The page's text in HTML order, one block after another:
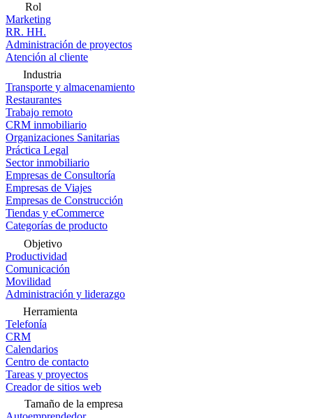
Rol
Marketing
RR. HH.
Administración de proyectos
Atención al cliente
Industria
Transporte y almacenamiento
Restaurantes
Trabajo remoto
CRM inmobiliario
Organizaciones Sanitarias
Práctica Legal
Sector inmobiliario
Empresas de Consultoría
Empresas de Viajes
Empresas de Construcción
Tiendas y eCommerce
Categorías de producto
Objetivo
Productividad
Comunicación
Movilidad
Administración y liderazgo
Herramienta
Telefonía
CRM
Calendarios
Centro de contacto
Tareas y proyectos
Creador de sitios web
Tamaño de la empresa